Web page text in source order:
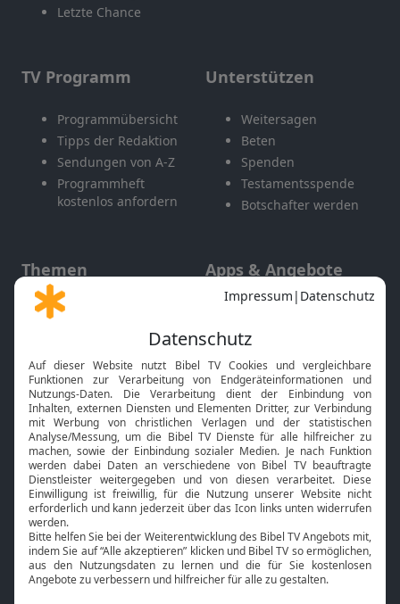
Letzte Chance
TV Programm
Programmübersicht
Tipps der Redaktion
Sendungen von A-Z
Programmheft
kostenlos anfordern
Unterstützen
Weitersagen
Beten
Spenden
Testamentsspende
Botschafter werden
Themen
Gott und Bibel erklärt
Neuigkeiten
Apps & Angebote
Mobile App
Smart TV
HbbTV
Bibelthek Online-Bibel
Nächster Gottesdienst
Bibel TV
Über uns
Jobs
Service
Kontakt
TV-Empfang